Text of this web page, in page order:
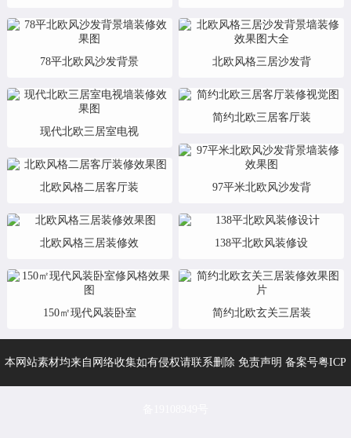
78平北欧风沙发背景
现代北欧三居室电视
北欧风格二居客厅装
北欧风格三居装修效
150㎡现代风装卧室
北欧风格三居沙发背
简约北欧三居客厅装
97平米北欧风沙发背
138平北欧风装修设
简约北欧玄关三居装
本网站素材均来自网络收集如有侵权请联系删除 免责声明 备案号粤ICP